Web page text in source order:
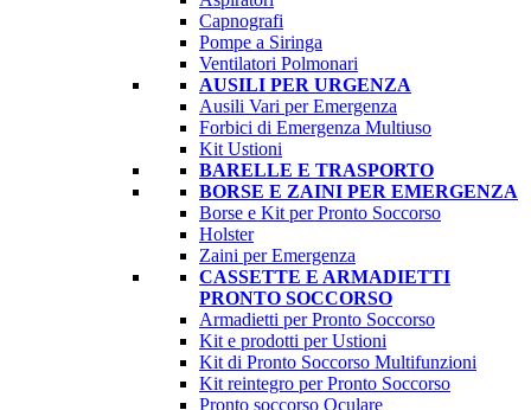
Capnografi
Pompe a Siringa
Ventilatori Polmonari
AUSILI PER URGENZA
Ausili Vari per Emergenza
Forbici di Emergenza Multiuso
Kit Ustioni
BARELLE E TRASPORTO
BORSE E ZAINI PER EMERGENZA
Borse e Kit per Pronto Soccorso
Holster
Zaini per Emergenza
CASSETTE E ARMADIETTI
PRONTO SOCCORSO
Armadietti per Pronto Soccorso
Kit e prodotti per Ustioni
Kit di Pronto Soccorso Multifunzioni
Kit reintegro per Pronto Soccorso
Pronto soccorso Oculare